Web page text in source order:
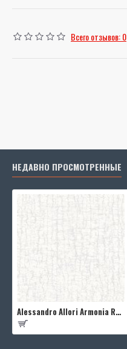
Всего отзывов: 0
НЕДАВНО ПРОСМОТРЕННЫЕ
Alessandro Allori Armonia RMC1708-1